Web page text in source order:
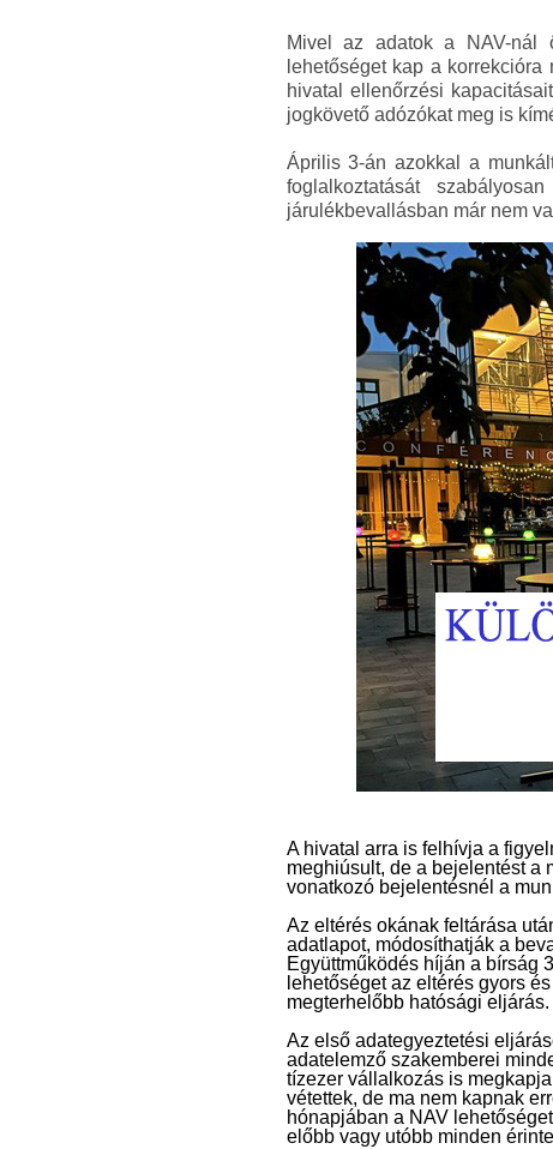
Mivel az adatok a NAV-nál
lehetőséget kap a
hivatal ellenőrzési
jogkövető adózókat meg is
Április 3-án azokkal a
foglalkoztatását
járulékbevallásban már nem
A hivatal arra is felhívja a
meghiúsult, de a bejelentést a
vonatkozó bejelentésnél a
Az eltérés okának feltárása
adatlapot, módosíthatják a
Együttműködés híján a bírság
lehetőséget az eltérés gyors
megterhelőbb hatósági eljárás.
Az első adategyeztetési
adatelemző szakemberei
tízezer vállalkozás is
vétettek, de ma nem kapnak
hónapjában a NAV
előbb vagy utóbb minden